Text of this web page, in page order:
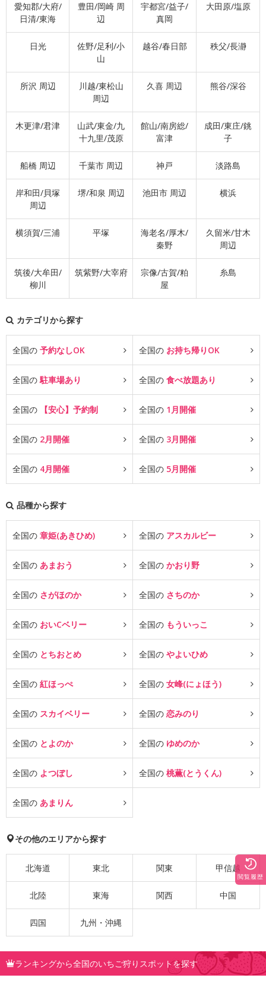
愛知郡/大府/
日清/東海
豊田/岡崎 周
辺
宇都宮/益子/
真岡
大田原/塩原
日光
佐野/足利/小
山
越谷/春日部 秩父/長瀞
所沢 周辺
川越/東松山
周辺
久喜 周辺 熊谷/深谷
木更津/君津
山武/東金/九
十九里/茂原
館山/南房総/
富津
成田/東庄/銚
子
船橋 周辺 千葉市 周辺 神戸 淡路島
岸和田/貝塚
周辺
堺/和泉 周辺 池田市 周辺 横浜
横須賀/三浦 平塚
海老名/厚木/
秦野
久留米/甘木
周辺
筑後/大牟田/
柳川
筑紫野/大宰府
宗像/古賀/粕
屋
糸島
カテゴリから探す
全国の 予約なしOK 全国の お持ち帰りOK
全国の駐車場あり 全国の 食べ放題あり
全国の 【安心】予約制 全国の 1月開催
全国の 2月開催 全国の 3月開催
全国の 4月開催 全国の 5月開催
品種から探す
全国の 章姫(あきひめ) 全国の アスカルビー
全国の あまおう 全国の かおり野
全国の さがほのか 全国の さちのか
全国の おいCベリー 全国の もういっこ
全国の とちおとめ 全国の やよいひめ
全国の 紅ほっぺ 全国の 女峰(にょほう)
全国の スカイベリー 全国の 恋みのり
全国の とよのか 全国の ゆめのか
全国の よつぼし 全国の 桃薫(とうくん)
全国の あまりん
その他のエリアから探す
北海道 東北 関東 甲信越
北陸 東海 関西 中国
四国 九州・沖縄
ランキングから全国のいちご狩りスポットを探す
閲覧履歴